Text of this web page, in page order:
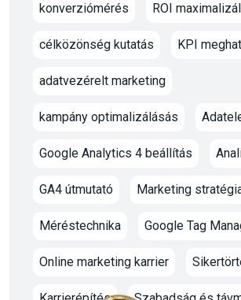
konverziómérés ROI
célközönség kutatás KPI
adatvezérelt marketing
kampány optimalizálásás
Google Analytics 4 beállítás
GA4 útmutató Marketing
Méréstechnika Google Tag
Online marketing karrier